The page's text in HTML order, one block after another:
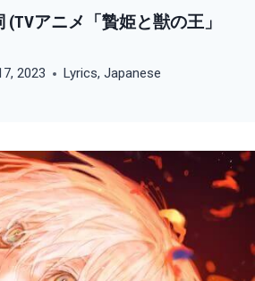
(TVアニメ「贄姫と獣の王」
2023 Lyrics,Japanese